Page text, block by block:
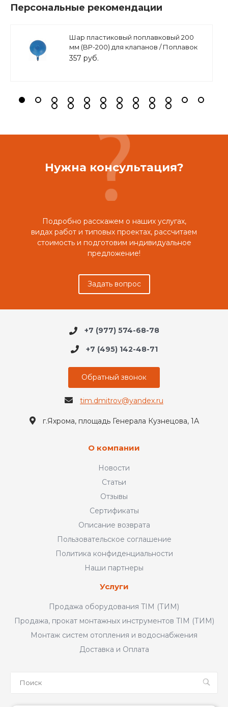
Персональные рекомендации
Шар пластиковый поплавковый 200
мм (BP-200) для клапанов / Поплавок
для бака
357 руб.
Нужна консультация?
Подробно расскажем о наших услугах,
видах работ и типовых проектах, рассчитаем
стоимость и подготовим индивидуальное
предложение!
Задать вопрос
+7 (977) 574-68-78
+7 (495) 142-48-71
Обратный звонок
tim.dmitrov@yandex.ru
г.Яхрома, площадь Генерала Кузнецова, 1А
О компании
Новости
Статьи
Отзывы
Сертификаты
Описание возврата
Пользовательское соглашение
Политика конфиденциальности
Наши партнеры
Услуги
Продажа оборудования TIM (ТИМ)
Продажа, прокат монтажных инструментов TIM (ТИМ)
Монтаж систем отопления и водоснабжения
Доставка и Оплата